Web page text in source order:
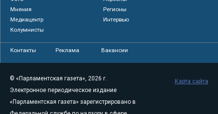
Мнения
Регионы
Медиацентр
Интервью
Колумнисты
Контакты Реклама Вакансии
© «Парламентская газета», 2026 г.
Электронное периодическое издание
«Парламентская газета» зарегистрировано в
Карта сайта